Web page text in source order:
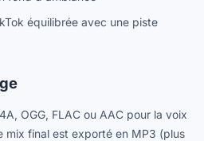
équilibrée avec une piste
OGG, FLAC ou AAC pour la voix
mix final est exporté en MP3 (plus